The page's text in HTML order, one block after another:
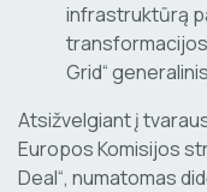
infrastruktūrą
transformacijos
Grid“
Atsižvelgiant į
Europos Komisijos
Deal“, numatomas